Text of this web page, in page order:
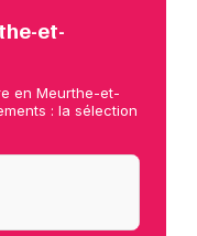
et-
en Meurthe-et-
: la sélection